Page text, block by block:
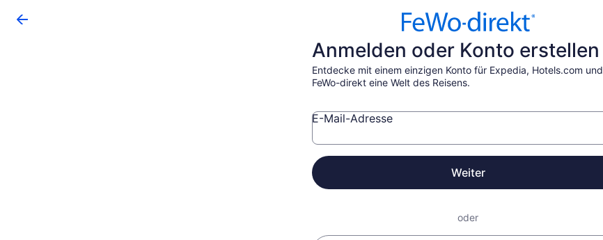
Anmelden oder Konto erstellen
Entdecke mit einem einzigen Konto für Expedia, Hotels.com und
FeWo-direkt eine Welt des Reisens.
E-Mail-Adresse
Weiter
oder